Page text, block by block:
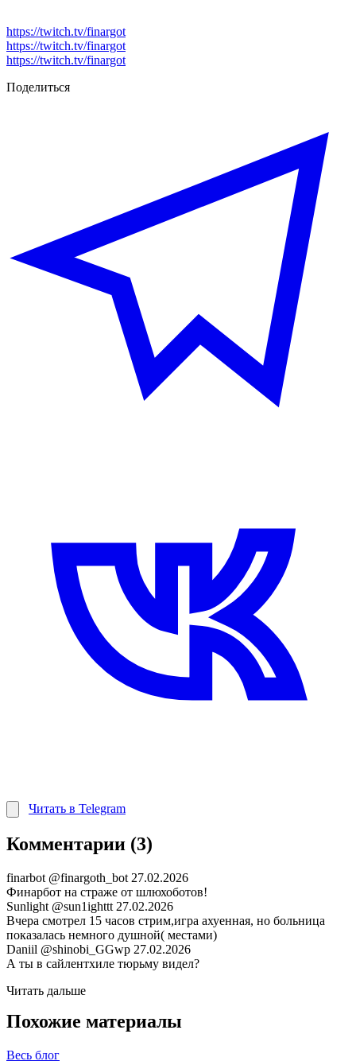
https://twitch.tv/finargot
https://twitch.tv/finargot
https://twitch.tv/finargot
Поделиться
Читать в Telegram
Комментарии (3)
finarbot @finargoth_bot 27.02.2026
Финарбот на страже от шлюхоботов!
Sunlight @sun1ighttt 27.02.2026
Вчера смотрел 15 часов стрим,игра ахуенная, но больница
показалась немного душной( местами)
Daniil @shinobi_GGwp 27.02.2026
А ты в сайлентхиле тюрьму видел?
Читать дальше
Похожие материалы
Весь блог